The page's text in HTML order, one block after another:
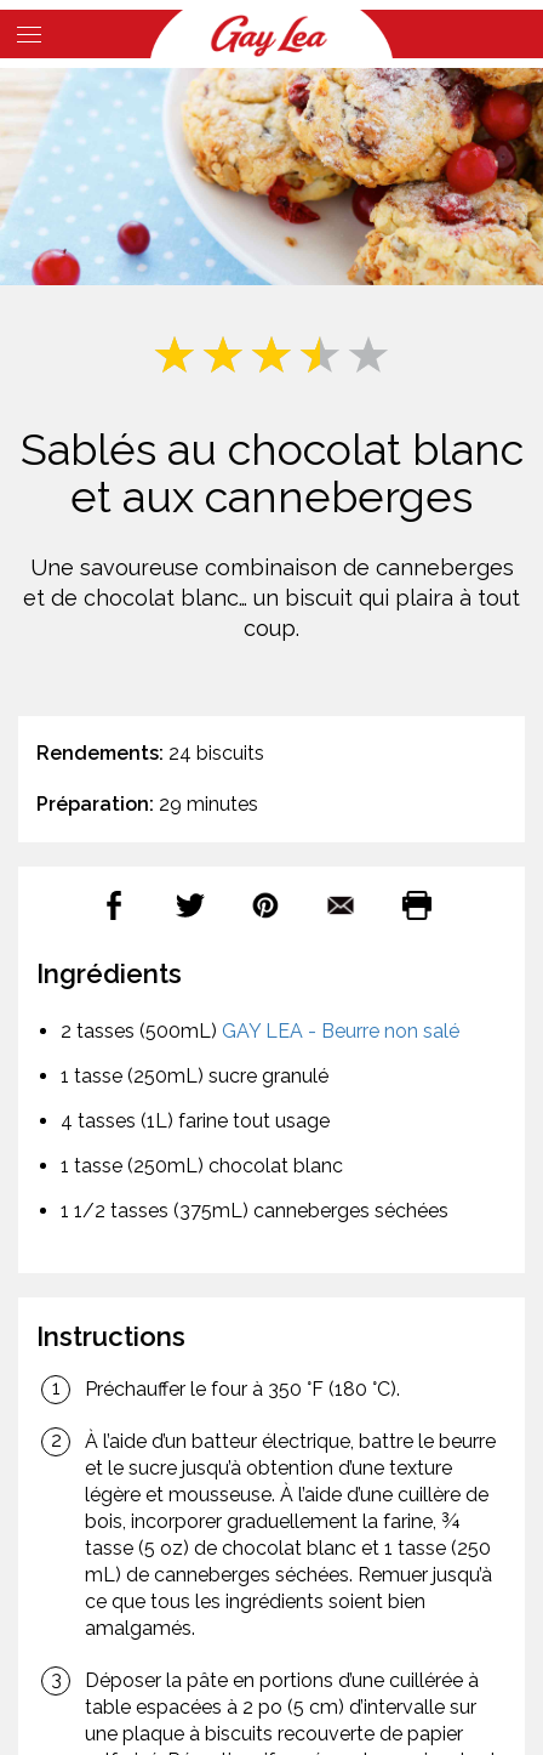
Skip
to
main
content
Content
Sablés au chocolat blanc
et aux canneberges
Une savoureuse combinaison de canneberges
et de chocolat blanc… un biscuit qui plaira à tout
coup.
Rendements: 24 biscuits
Préparation: 29 minutes
Ingrédients
2 tasses (500mL) GAY LEA - Beurre non salé
1 tasse (250mL) sucre granulé
4 tasses (1L) farine tout usage
1 tasse (250mL) chocolat blanc
1 1/2 tasses (375mL) canneberges séchées
Instructions
Préchauffer le four à 350 °F (180 °C).
À l’aide d’un batteur électrique, battre le beurre
et le sucre jusqu’à obtention d’une texture
légère et mousseuse. À l’aide d’une cuillère de
bois, incorporer graduellement la farine, ¾
tasse (5 oz) de chocolat blanc et 1 tasse (250
mL) de canneberges séchées. Remuer jusqu’à
ce que tous les ingrédients soient bien
amalgamés.
Déposer la pâte en portions d’une cuillérée à
table espacées à 2 po (5 cm) d’intervalle sur
une plaque à biscuits recouverte de papier